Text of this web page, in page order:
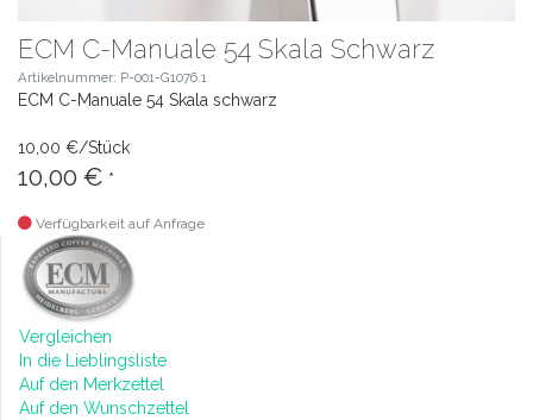
ECM C-Manuale 54 Skala Schwarz
Artikelnummer: P-001-G1076.1
ECM C-Manuale 54 Skala schwarz
10,00 €/Stück
10,00 € *
Verfügbarkeit auf Anfrage
Vergleichen
In die Lieblingsliste
Auf den Merkzettel
Auf den Wunschzettel